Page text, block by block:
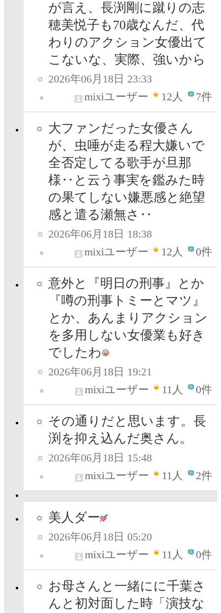
が言え、長渕剛に蹴りの志
穂美悦子も70歳なんだ、代
わりのアクション女優出て
こないな、実際、強いから
2026年06月18日 23:33
mixiユーザー
12人 7件
大ファンだった女優さん
が、虫唾が走る程大嫌いで
全否定してる歌手が旦那
様‥と云う事実を鑑みた時
の果てしない嫌悪感と絶望
感と遣る瀬無さ‥
2026年06月18日 18:38
mixiユーザー
12人 0件
意外と『明日の刑事』とか
『噂の刑事トミーとマツ』
とか、あんまりアクション
を多用しない女優業も好き
でしたわ
2026年06月18日 19:21
mixiユーザー
11人 0件
その通りだと思います。長
渕を抑え込んだ奥さん。
2026年06月18日 15:48
mixiユーザー
11人 2件
美人ダー
2026年06月18日 05:20
mixiユーザー
11人 0件
お母さんと一緒にに千葉さ
んと初対面した時「演技な